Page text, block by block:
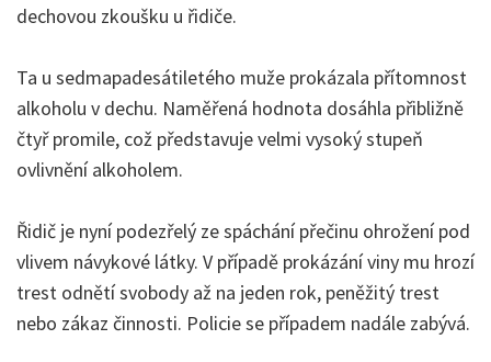
dechovou zkoušku u řidiče.
Ta u sedmapadesátiletého muže prokázala přítomnost
alkoholu v dechu. Naměřená hodnota dosáhla přibližně
čtyř promile, což představuje velmi vysoký stupeň
ovlivnění alkoholem.
Řidič je nyní podezřelý ze spáchání přečinu ohrožení pod
vlivem návykové látky. V případě prokázání viny mu hrozí
trest odnětí svobody až na jeden rok, peněžitý trest
nebo zákaz činnosti. Policie se případem nadále zabývá.